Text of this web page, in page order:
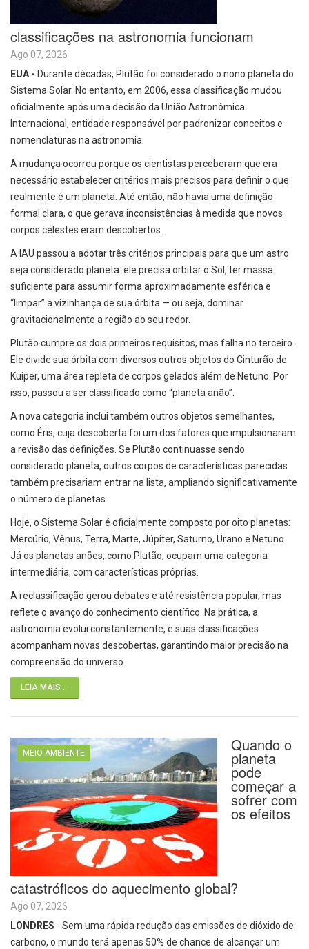
classificações na astronomia funcionam
Ago 07, 2026
EUA - Durante décadas, Plutão foi considerado o nono planeta do
Sistema Solar. No entanto, em 2006, essa classificação mudou
oficialmente após uma decisão da União Astronômica
Internacional, entidade responsável por padronizar conceitos e
nomenclaturas na astronomia.
A mudança ocorreu porque os cientistas perceberam que era
necessário estabelecer critérios mais precisos para definir o que
realmente é um planeta. Até então, não havia uma definição
formal clara, o que gerava inconsistências à medida que novos
corpos celestes eram descobertos.
A IAU passou a adotar três critérios principais para que um astro
seja considerado planeta: ele precisa orbitar o Sol, ter massa
suficiente para assumir forma aproximadamente esférica e
“limpar” a vizinhança de sua órbita — ou seja, dominar
gravitacionalmente a região ao seu redor.
Plutão cumpre os dois primeiros requisitos, mas falha no terceiro.
Ele divide sua órbita com diversos outros objetos do Cinturão de
Kuiper, uma área repleta de corpos gelados além de Netuno. Por
isso, passou a ser classificado como “planeta anão”.
A nova categoria inclui também outros objetos semelhantes,
como Éris, cuja descoberta foi um dos fatores que impulsionaram
a revisão das definições. Se Plutão continuasse sendo
considerado planeta, outros corpos de características parecidas
também precisariam entrar na lista, ampliando significativamente
o número de planetas.
Hoje, o Sistema Solar é oficialmente composto por oito planetas:
Mercúrio, Vênus, Terra, Marte, Júpiter, Saturno, Urano e Netuno.
Já os planetas anões, como Plutão, ocupam uma categoria
intermediária, com características próprias.
A reclassificação gerou debates e até resistência popular, mas
reflete o avanço do conhecimento científico. Na prática, a
astronomia evolui constantemente, e suas classificações
acompanham novas descobertas, garantindo maior precisão na
compreensão do universo.
LEIA MAIS ...
MEIO AMBIENTE Quando o
planeta
pode
começar a
sofrer com
os efeitos
catastróficos do aquecimento global?
Ago 07, 2026
LONDRES - Sem uma rápida redução das emissões de dióxido de
carbono, o mundo terá apenas 50% de chance de alcançar um